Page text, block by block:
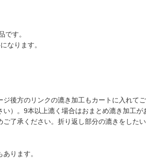
です。
なります。
後方のリンクの漉き加工もカートに入れて
）。9本以上漉く場合はおまとめ漉き加工が
了承ください。折り返し部分の漉きをした
ります。